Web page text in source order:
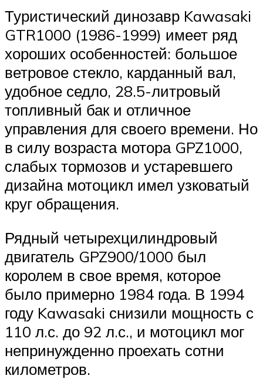
Туристический динозавр Kawasaki
GTR1000 (1986-1999) имеет ряд
хороших особенностей: большое
ветровое стекло, карданный вал,
удобное седло, 28.5-литровый
топливный бак и отличное
управления для своего времени. Но
в силу возраста мотора GPZ1000,
слабых тормозов и устаревшего
дизайна мотоцикл имел узковатый
круг обращения.
Рядный четырехцилиндровый
двигатель GPZ900/1000 был
королем в свое время, которое
было примерно 1984 года. В 1994
году Kawasaki снизили мощность с
110 л.с. до 92 л.с., и мотоцикл мог
непринужденно проехать сотни
километров.